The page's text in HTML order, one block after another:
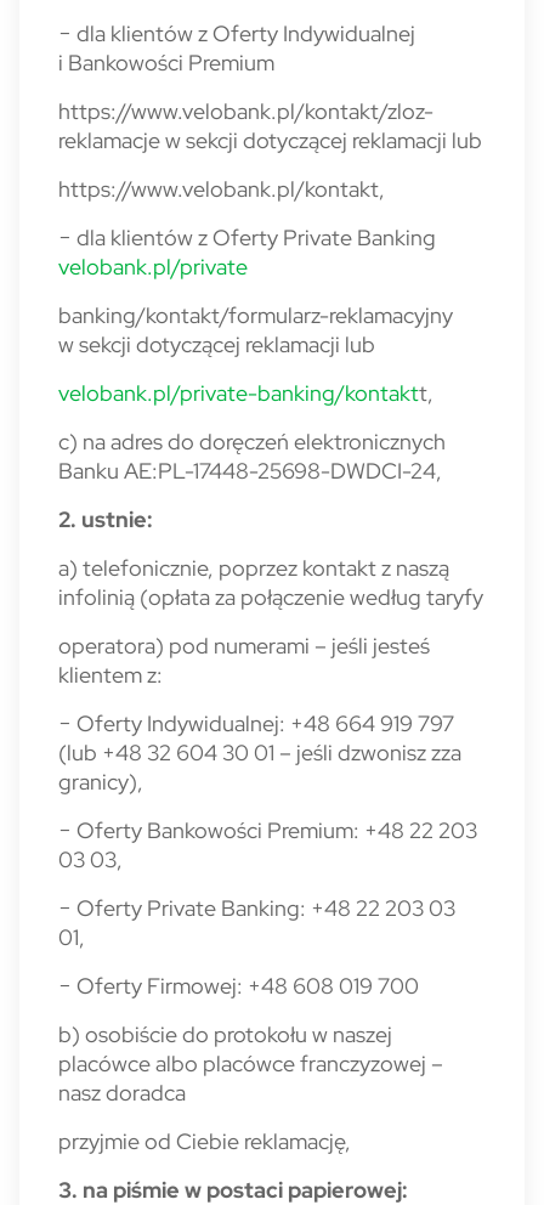
− dla klientów z Oferty Indywidualnej
i Bankowości Premium
https://www.velobank.pl/kontakt/zloz-
reklamacje w sekcji dotyczącej reklamacji lub
https://www.velobank.pl/kontakt,
− dla klientów z Oferty Private Banking
velobank.pl/private
banking/kontakt/formularz-reklamacyjny
w sekcji dotyczącej reklamacji lub
velobank.pl/private-banking/kontaktt,
c) na adres do doręczeń elektronicznych
Banku AE:PL-17448-25698-DWDCI-24,
2. ustnie:
a) telefonicznie, poprzez kontakt z naszą
infolinią (opłata za połączenie według taryfy
operatora) pod numerami – jeśli jesteś
klientem z:
− Oferty Indywidualnej: +48 664 919 797
(lub +48 32 604 30 01 – jeśli dzwonisz zza
granicy),
− Oferty Bankowości Premium: +48 22 203
03 03,
− Oferty Private Banking: +48 22 203 03
01,
− Oferty Firmowej: +48 608 019 700
b) osobiście do protokołu w naszej
placówce albo placówce franczyzowej –
nasz doradca
przyjmie od Ciebie reklamację,
3. na piśmie w postaci papierowej: